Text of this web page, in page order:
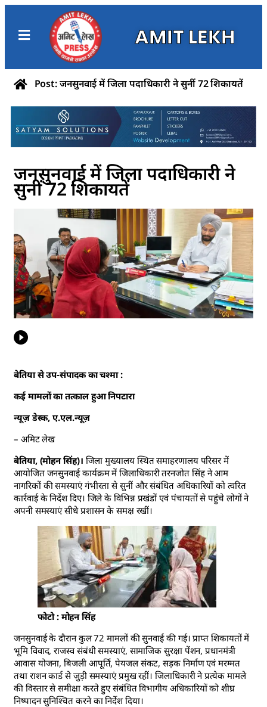
AMIT LEKH
Post: जनसुनवाई में जिला पदाधिकारी ने सुनीं 72 शिकायतें
जनसुनवाई में जिला पदाधिकारी ने
सुनीं 72 शिकायतें
बेतिया से उप-संपादक का चश्मा :
कई मामलों का तत्काल हुआ निपटारा
न्यूज़ डेस्क, ए.एल.न्यूज़
– अमिट लेख
बेतिया, (मोहन सिंह)। जिला मुख्यालय स्थित समाहरणालय परिसर में
आयोजित जनसुनवाई कार्यक्रम में जिलाधिकारी तरनजोत सिंह ने आम
नागरिकों की समस्याएं गंभीरता से सुनीं और संबंधित अधिकारियों को त्वरित
कार्रवाई के निर्देश दिए। जिले के विभिन्न प्रखंडों एवं पंचायतों से पहुंचे लोगों ने
अपनी समस्याएं सीधे प्रशासन के समक्ष रखीं।
फोटो : मोहन सिंह
जनसुनवाई के दौरान कुल 72 मामलों की सुनवाई की गई। प्राप्त शिकायतों में
भूमि विवाद, राजस्व संबंधी समस्याएं, सामाजिक सुरक्षा पेंशन, प्रधानमंत्री
आवास योजना, बिजली आपूर्ति, पेयजल संकट, सड़क निर्माण एवं मरम्मत
तथा राशन कार्ड से जुड़ी समस्याएं प्रमुख रहीं। जिलाधिकारी ने प्रत्येक मामले
की विस्तार से समीक्षा करते हुए संबंधित विभागीय अधिकारियों को शीघ्र
निष्पादन सुनिश्चित करने का निर्देश दिया।